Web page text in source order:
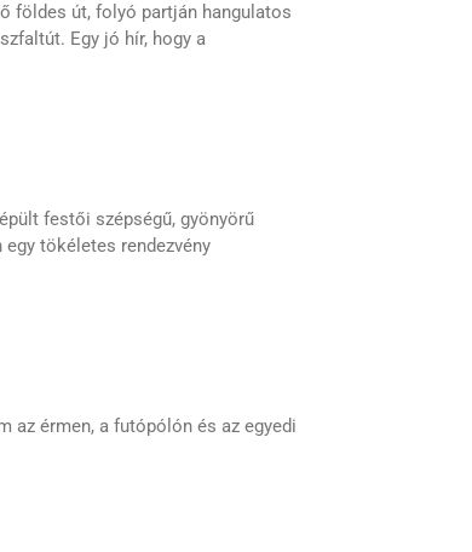
földes út, folyó partján hangulatos
Egy jó hír, hogy a
festői szépségű, gyönyörű
tökéletes rendezvény
az érmen, a futópólón és az egyedi